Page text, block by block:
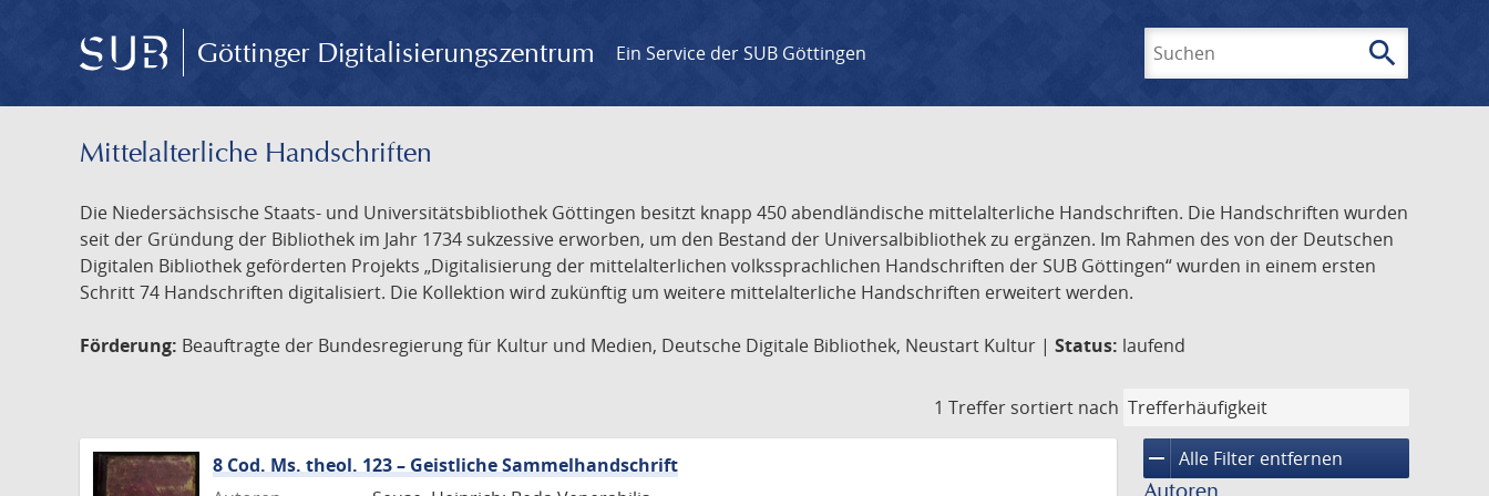
Göttinger Digitalisierungszentrum Ein Service der SUB Göttingen search
Mittelalterliche Handschriften
Die Niedersächsische Staats- und Universitätsbibliothek Göttingen besitzt knapp 450 abendländische mittelalterliche Handschriften. Die Handschriften wurden
seit der Gründung der Bibliothek im Jahr 1734 sukzessive erworben, um den Bestand der Universalbibliothek zu ergänzen. Im Rahmen des von der Deutschen
Digitalen Bibliothek geförderten Projekts „Digitalisierung der mittelalterlichen volkssprachlichen Handschriften der SUB Göttingen“ wurden in einem ersten
Schritt 74 Handschriften digitalisiert. Die Kollektion wird zukünftig um weitere mittelalterliche Handschriften erweitert werden.
Förderung: Beauftragte der Bundesregierung für Kultur und Medien, Deutsche Digitale Bibliothek, Neustart Kultur | Status: laufend
1 Treffer sortiert nach
remove Alle Filter entfernen
8 Cod. Ms. theol. 123 – Geistliche Sammelhandschrift